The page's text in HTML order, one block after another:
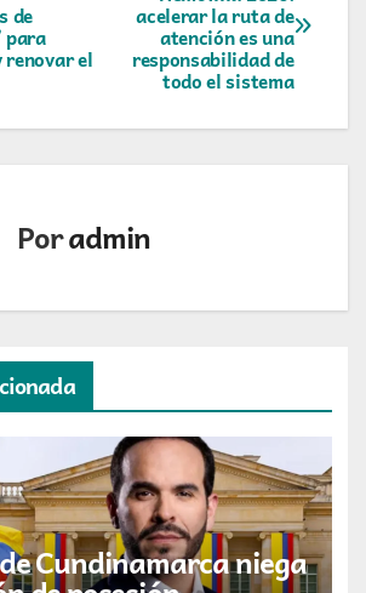
acelerar la ruta de
atención es una
responsabilidad de
todo el sistema
de
el
Poradmin
Cundinamarca niega